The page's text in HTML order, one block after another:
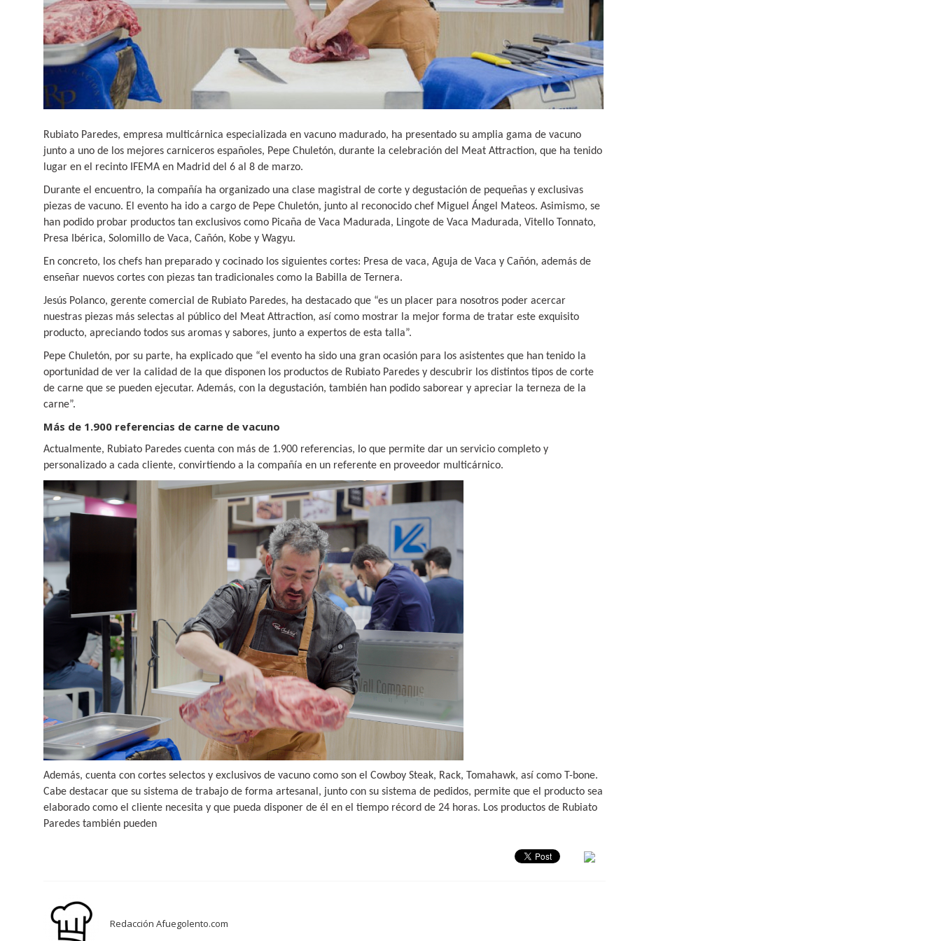
Rubiato Paredes, empresa multicárnica especializada en vacuno madurado, ha presentado su amplia gama de vacuno
junto a uno de los mejores carniceros españoles, Pepe Chuletón, durante la celebración del Meat Attraction, que ha tenido
lugar en el recinto IFEMA en Madrid del 6 al 8 de marzo.
Durante el encuentro, la compañía ha organizado una clase magistral de corte y degustación de pequeñas y exclusivas
piezas de vacuno. El evento ha ido a cargo de Pepe Chuletón, junto al reconocido chef Miguel Ángel Mateos. Asimismo, se
han podido probar productos tan exclusivos como Picaña de Vaca Madurada, Lingote de Vaca Madurada, Vitello Tonnato,
Presa Ibérica, Solomillo de Vaca, Cañón, Kobe y Wagyu.
En concreto, los chefs han preparado y cocinado los siguientes cortes: Presa de vaca, Aguja de Vaca y Cañón, además de
enseñar nuevos cortes con piezas tan tradicionales como la Babilla de Ternera.
Jesús Polanco, gerente comercial de Rubiato Paredes, ha destacado que “es un placer para nosotros poder acercar
nuestras piezas más selectas al público del Meat Attraction, así como mostrar la mejor forma de tratar este exquisito
producto, apreciando todos sus aromas y sabores, junto a expertos de esta talla”.
Pepe Chuletón, por su parte, ha explicado que “el evento ha sido una gran ocasión para los asistentes que han tenido la
oportunidad de ver la calidad de la que disponen los productos de Rubiato Paredes y descubrir los distintos tipos de corte
de carne que se pueden ejecutar. Además, con la degustación, también han podido saborear y apreciar la terneza de la
carne”.
Más de 1.900 referencias de carne de vacuno
Actualmente, Rubiato Paredes cuenta con más de 1.900 referencias, lo que permite dar un servicio completo y
personalizado a cada cliente, convirtiendo a la compañía en un referente en proveedor multicárnico.
Además, cuenta con cortes selectos y exclusivos de vacuno como son el Cowboy Steak, Rack, Tomahawk, así como T-bone.
Cabe destacar que su sistema de trabajo de forma artesanal, junto con su sistema de pedidos, permite que el producto sea
elaborado como el cliente necesita y que pueda disponer de él en el tiempo récord de 24 horas. Los productos de Rubiato
Paredes también pueden
Redacción Afuegolento.com